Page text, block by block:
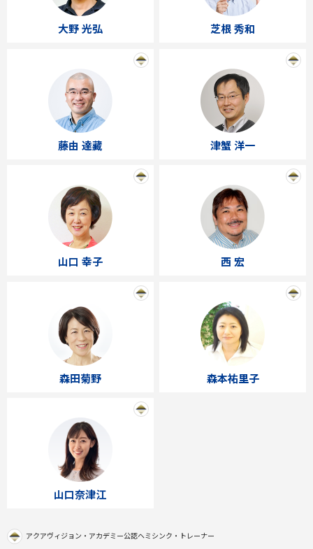
大野 光弘 芝根 秀和
藤由 達藏 津蟹 洋一
山口 幸子 西 宏
森田菊野 森本祐里子
山口奈津江
アクアヴィジョン・アカデミー公認ヘミシンク・トレーナー